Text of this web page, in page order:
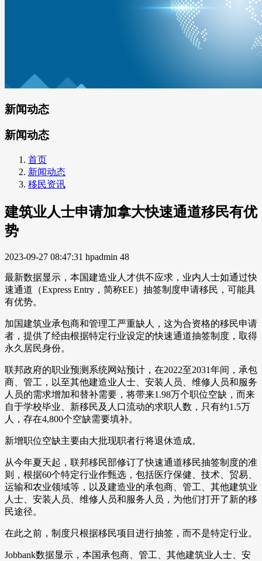
新闻动态
新闻动态
首页
新闻动态
移民资讯
建筑业人士申请加拿大快速通道移民有优
势
2023-09-27 08:47:31 hpadmin 48
最新数据显示，本国建造业人才供不应求，业内人士如通过快
速通道（Express Entry，简称EE）抽签制度申请移民，可能具
有优势。
加国建筑业承包商和管理工严重缺人，这为合资格的移民申请
者，提供了经由根据特定行业设定的快速通道抽签制度，取得
永久居民身份。
联邦政府的职业预测系统网站预计，在2022至2031年间，承包
商、管工，以至其他建造业人士、安装人员、维修人员和服务
人员的需求增加和替补需要，将带来1.98万个职位空缺，而来
自于学校毕业、新移民及人口流动的求职人数，只有约1.5万
人，存在4,800个空缺需要填补。
新增职位空缺主要由大批现职者行将退休造成。
从今年夏天起，联邦移民部修订了快速通道移民抽签制度的准
则，根据60个特定行业作甄选，包括医疗保健、技术、贸易、
运输和农业领域等，以及建造业的承包商、管工、其他建筑业
人士、安装人员、维修人员和服务人员，为他们打开了新的移
民途径。
在此之前，制度只根据移民项目进行抽签，而不是特定行业。
Jobbank数据显示，本国承包商、管工、其他建筑业人士、安